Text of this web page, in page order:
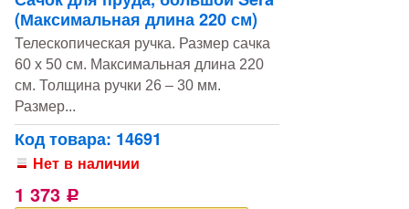
(Максимальная длина 220 см)
Телескопическая ручка. Размер сачка
60 x 50 см. Максимальная длина 220
см. Толщина ручки 26 – 30 мм.
Размер...
Код товара: 14691
Нет в наличии
1 373 Р